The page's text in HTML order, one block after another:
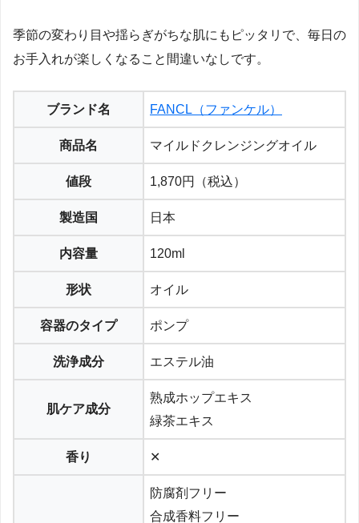
季節の変わり目や揺らぎがちな肌にもピッタリで、毎日の
お手入れが楽しくなること間違いなしです。
ブランド名 FANCL（ファンケル）
商品名 マイルドクレンジングオイル
値段 1,870円（税込）
製造国 日本
内容量 120ml
形状 オイル
容器のタイプ ポンプ
洗浄成分 エステル油
肌ケア成分
熟成ホップエキス
緑茶エキス
香り ✕
防腐剤フリー
合成香料フリー